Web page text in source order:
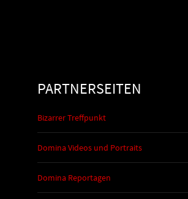
PARTNERSEITEN
Bizarrer Treffpunkt
Domina Videos und Portraits
Domina Reportagen